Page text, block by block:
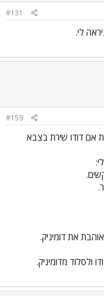
#131
לי.
#159
אם דודו שירת בצבא
את דומיניק.
ולסלוד מדומיניק.